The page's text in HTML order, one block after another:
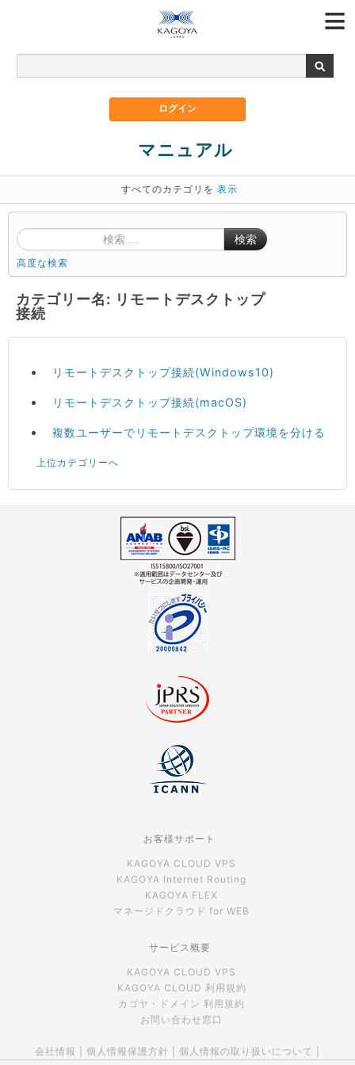
マニュアル
すべてのカテゴリを 表示
検索
高度な検索
カテゴリー名: リモートデスクトップ
接続
リモートデスクトップ接続(Windows10)
リモートデスクトップ接続(macOS)
複数ユーザーでリモートデスクトップ環境を分ける
上位カテゴリーへ
お客様サポート
KAGOYA CLOUD VPS
KAGOYA Internet Routing
KAGOYA FLEX
マネージドクラウド for WEB
サービス概要
KAGOYA CLOUD VPS
KAGOYA CLOUD 利用規約
カゴヤ・ドメイン 利用規約
お問い合わせ窓口
会社情報 個人情報保護方針 個人情報の取り扱いについて